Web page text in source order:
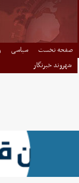
صفحه نخست سیاسی
شهروند خبرنگار